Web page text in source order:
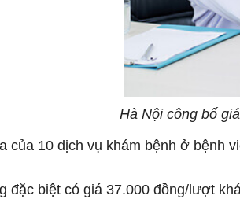
Hà Nội công bố
của 10 dịch vụ khám bệnh ở bệnh
đặc biệt có giá 37.000 đồng/lượt